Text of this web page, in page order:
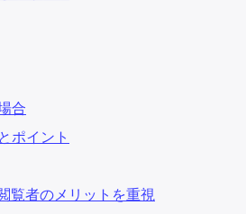
合
ポイント
覧者のメリットを重視